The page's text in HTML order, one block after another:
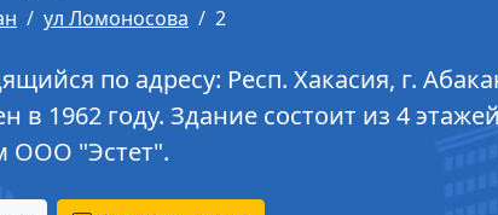
ул Ломоносова 2
по адресу: Респ. Хакасия, г.
в 1962 году. Здание состоит из 4
ООО "Эстет".